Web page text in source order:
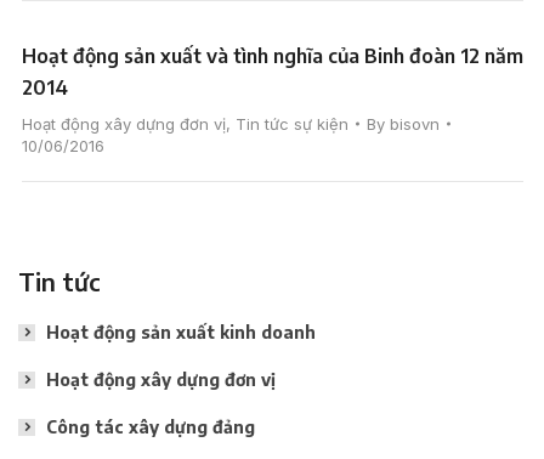
Hoạt động sản xuất và tình nghĩa của Binh đoàn 12 năm
2014
Hoạt động xây dựng đơn vị, Tin tức sự kiện By bisovn
10/06/2016
Tin tức
Hoạt động sản xuất kinh doanh
Hoạt động xây dựng đơn vị
Công tác xây dựng đảng